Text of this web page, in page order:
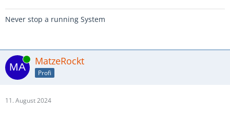
Never stop a running System
Online MatzeRockt
Profi
11. August 2024